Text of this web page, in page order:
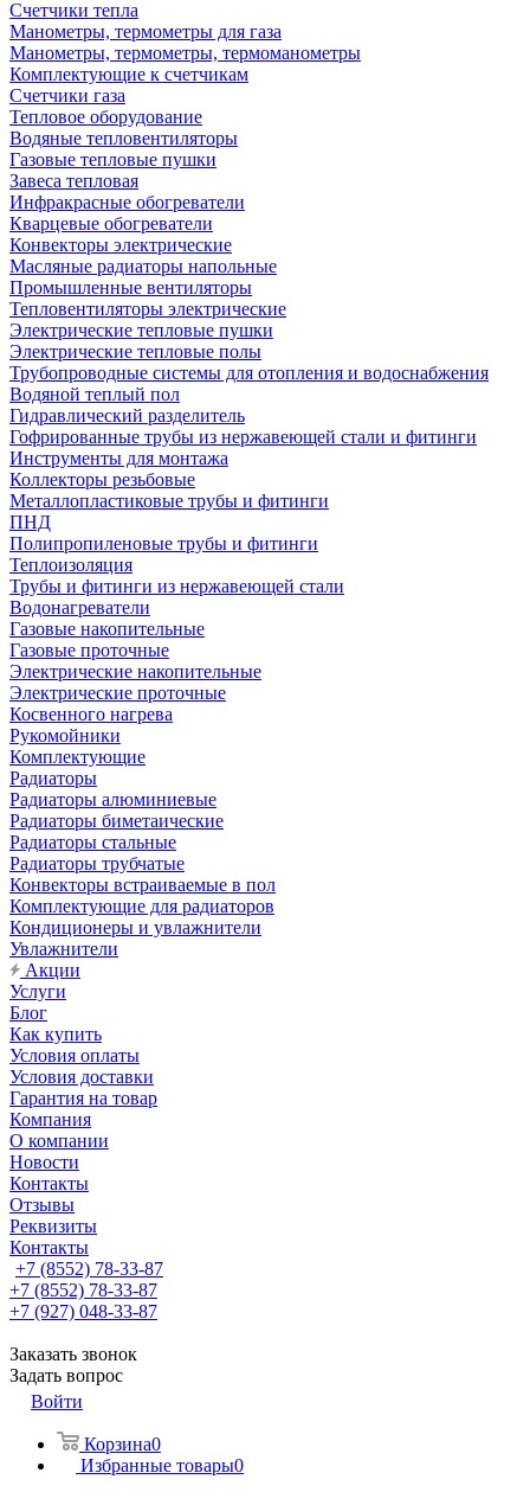
Счетчики тепла
Манометры, термометры для газа
Манометры, термометры, термоманометры
Комплектующие к счетчикам
Счетчики газа
Тепловое оборудование
Водяные тепловентиляторы
Газовые тепловые пушки
Завеса тепловая
Инфракрасные обогреватели
Кварцевые обогреватели
Конвекторы электрические
Масляные радиаторы напольные
Промышленные вентиляторы
Тепловентиляторы электрические
Электрические тепловые пушки
Электрические тепловые полы
Трубопроводные системы для отопления и водоснабжения
Водяной теплый пол
Гидравлический разделитель
Гофрированные трубы из нержавеющей стали и фитинги
Инструменты для монтажа
Коллекторы резьбовые
Металлопластиковые трубы и фитинги
ПНД
Полипропиленовые трубы и фитинги
Теплоизоляция
Трубы и фитинги из нержавеющей стали
Водонагреватели
Газовые накопительные
Газовые проточные
Электрические накопительные
Электрические проточные
Косвенного нагрева
Рукомойники
Комплектующие
Радиаторы
Радиаторы алюминиевые
Радиаторы биметаические
Радиаторы стальные
Радиаторы трубчатые
Конвекторы встраиваемые в пол
Комплектующие для радиаторов
Кондиционеры и увлажнители
Увлажнители
Акции
Услуги
Блог
Как купить
Условия оплаты
Условия доставки
Гарантия на товар
Компания
О компании
Новости
Контакты
Отзывы
Реквизиты
Контакты
+7 (8552) 78-33-87
+7 (8552) 78-33-87
+7 (927) 048-33-87
Заказать звонок
Задать вопрос
Войти
Корзина0
Избранные товары0